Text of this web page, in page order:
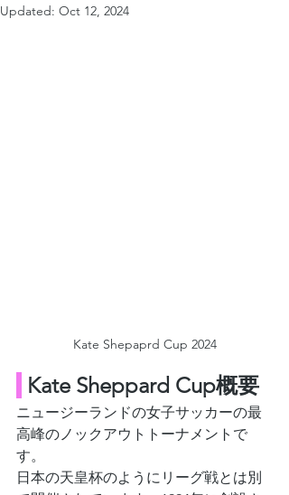
Updated: Oct 12, 2024
Kate Shepaprd Cup 2024
Kate Sheppard Cup概要
ニュージーランドの女子サッカーの最
高峰のノックアウトトーナメントで
す。
日本の天皇杯のようにリーグ戦とは別